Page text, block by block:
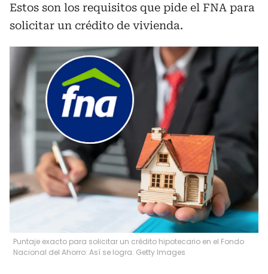
Estos son los requisitos que pide el FNA para
solicitar un crédito de vivienda.
Puntaje exacto para solicitar un crédito hipotecario en el Fondo
Nacional del Ahorro: Así se logra. Getty Images